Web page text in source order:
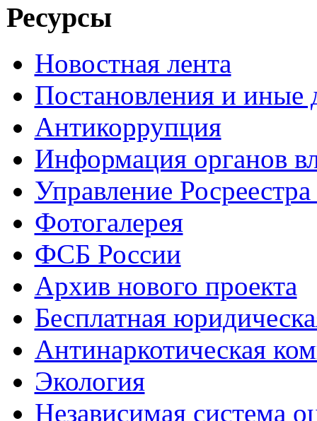
Ресурсы
Новостная лента
Постановления и иные
Антикоррупция
Информация органов
Управление
Фотогалерея
ФСБ России
Архив нового проекта
Бесплатная
Антинаркотическая
Экология
Независимая система